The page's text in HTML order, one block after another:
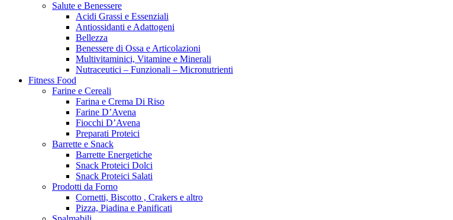
Salute e Benessere
Acidi Grassi e Essenziali
Antiossidanti e Adattogeni
Bellezza
Benessere di Ossa e Articolazioni
Multivitaminici, Vitamine e Minerali
Nutraceutici – Funzionali – Micronutrienti
Fitness Food
Farine e Cereali
Farina e Crema Di Riso
Farine D’Avena
Fiocchi D’Avena
Preparati Proteici
Barrette e Snack
Barrette Energetiche
Snack Proteici Dolci
Snack Proteici Salati
Prodotti da Forno
Cornetti, Biscotto , Crakers e altro
Pizza, Piadina e Panificati